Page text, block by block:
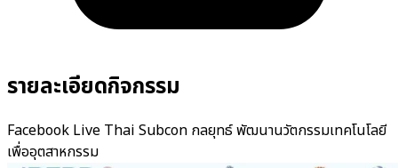
รายละเอียดกิจกรรม
Facebook Live Thai Subcon กลยุทธ์ พัฒนานวัตกรรมเทคโนโลยี
เพื่ออุตสาหกรรม